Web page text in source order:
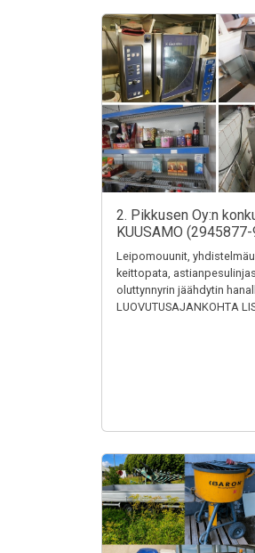
2. Pikkusen Oy:n
KUUSAMO (2945877-
Leipomouunit,
keittopata,
oluttynnyrin jäähdytin
LUOVUTUSAJANKOHTA